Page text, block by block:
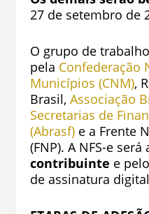
27 de setembro de
O grupo de
pela Confederação
Municípios (CNM),
Brasil, Associação
Secretarias de
(Abrasf)e a Frente
(FNP). A NFS-e
contribuinte e pelo
de assinatura